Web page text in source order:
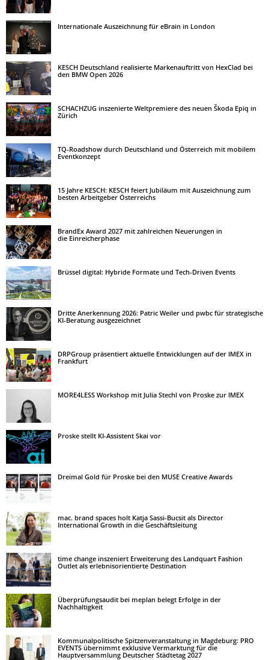
Internationale Auszeichnung für eBrain in London
KESCH Deutschland realisierte Markenauftritt von HexClad bei
den BMW Open 2026
SCHACHZUG inszenierte Weltpremiere des neuen Škoda Epiq in
Zürich
TQ-Roadshow durch Deutschland und Österreich mit mobilem
Eventkonzept
15 Jahre KESCH: KESCH feiert Jubiläum mit Auszeichnung zum
besten Arbeitgeber Österreichs
BrandEx Award 2027 mit zahlreichen Neuerungen in
die Einreicherphase
Brüssel digital: Hybride Formate und Tech-Driven Events
Dritte Anerkennung 2026: Patric Weiler und pwbc für strategische
KI-Beratung ausgezeichnet
DRPGroup präsentiert aktuelle Entwicklungen auf der IMEX in
Frankfurt
MORE4LESS Workshop mit Julia Stechl von Proske zur IMEX
Proske stellt KI-Assistent Skai vor
Dreimal Gold für Proske bei den MUSE Creative Awards
mac. brand spaces holt Katja Sassi-Bucsit als Director
International Growth in die Geschäftsleitung
time change inszeniert Erweiterung des Landquart Fashion
Outlet als erlebnisorientierte Destination
Überprüfungsaudit bei meplan belegt Erfolge in der
Nachhaltigkeit
Kommunalpolitische Spitzenveranstaltung in Magdeburg: PRO
EVENTS übernimmt exklusive Vermarktung für die
Hauptversammlung Deutscher Städtetag 2027